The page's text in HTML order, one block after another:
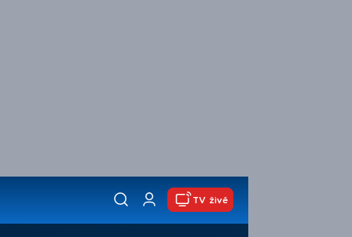
TV živě